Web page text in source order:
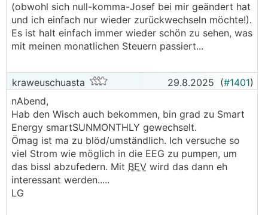
(obwohl sich null-komma-Josef bei mir geändert hat
und ich einfach nur wieder zurückwechseln möchte!).
Es ist halt einfach immer wieder schön zu sehen, was
mit meinen monatlichen Steuern passiert...
kraweuschuasta 29.8.2025 (#1401)
nAbend,
Hab den Wisch auch bekommen, bin grad zu Smart
Energy smartSUNMONTHLY gewechselt.
Ömag ist ma zu blöd/umständlich. Ich versuche so
viel Strom wie möglich in die EEG zu pumpen, um
das bissl abzufedern. Mit BEV wird das dann eh
interessant werden.....
LG